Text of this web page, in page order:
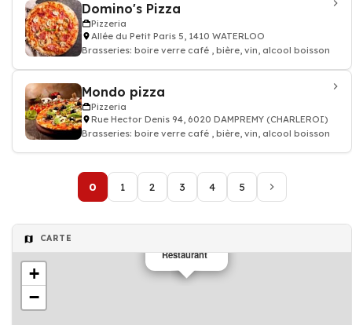
Domino's Pizza
Pizzeria
Allée du Petit Paris 5, 1410 WATERLOO
Brasseries: boire verre café , bière, vin, alcool boisson
Mondo pizza
Pizzeria
Rue Hector Denis 94, 6020 DAMPREMY (CHARLEROI)
Brasseries: boire verre café , bière, vin, alcool boisson
0 1 2 3 4 5
CARTE
Restaurant
+
−